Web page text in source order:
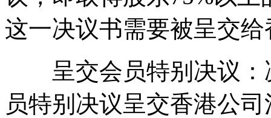
这一决议书需要被呈交
呈交会员特别决议：
员特别决议呈交香港公